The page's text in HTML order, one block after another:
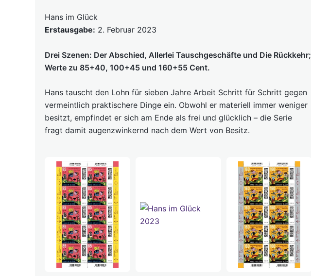
Hans im Glück
Erstausgabe: 2. Februar 2023
Drei Szenen: Der Abschied, Allerlei Tauschgeschäfte und Die Rückkehr;
Werte zu 85+40, 100+45 und 160+55 Cent.
Hans tauscht den Lohn für sieben Jahre Arbeit Schritt für Schritt gegen
vermeintlich praktischere Dinge ein. Obwohl er materiell immer weniger
besitzt, empfindet er sich am Ende als frei und glücklich – die Serie
fragt damit augenzwinkernd nach dem Wert von Besitz.